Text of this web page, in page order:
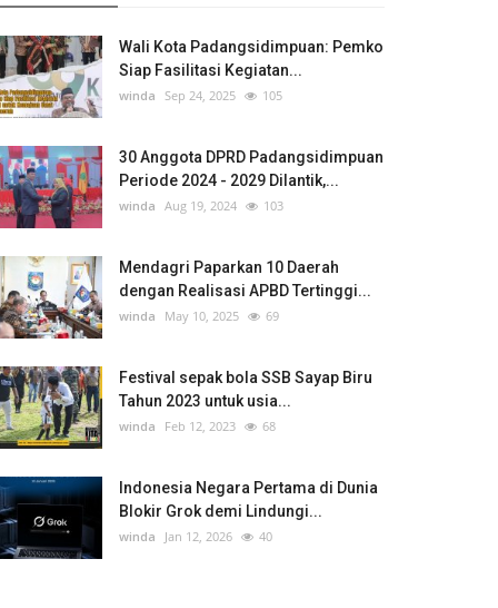
Wali Kota Padangsidimpuan: Pemko
Siap Fasilitasi Kegiatan...
winda Sep 24, 2025 105
30 Anggota DPRD Padangsidimpuan
Periode 2024 - 2029 Dilantik,...
winda Aug 19, 2024 103
Mendagri Paparkan 10 Daerah
dengan Realisasi APBD Tertinggi...
winda May 10, 2025 69
Festival sepak bola SSB Sayap Biru
Tahun 2023 untuk usia...
winda Feb 12, 2023 68
Indonesia Negara Pertama di Dunia
Blokir Grok demi Lindungi...
winda Jan 12, 2026 40